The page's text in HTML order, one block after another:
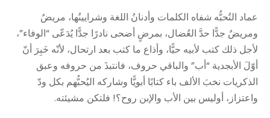
عماد التُحبُّه شفاه الكلمات وأدنانُ اللغة وشرايينُها، مريضٌ
ومريضٌ جدًّا حدَّ العُضال، بمرضٍ أضحى نادرًا جدًّا يُدَعّى “الوفاء”،
لأجل ذلك كتب لأبيه حيًّا، وأذاع ما كتب بعد ارتحال، لأنّه خَبِرَ أنّ
أوّلَ الأبجدية “أب” والباقي حروف، فانتبذَ من حروفه وعبق
الذكريات نخبَ الألف باء كتابًا أبويًّا وشاركه اليُحبُّهم بكل ودّ
واعتزاز، أوليس بين الأب والإبن روح؟! فلتكن مشيئته.